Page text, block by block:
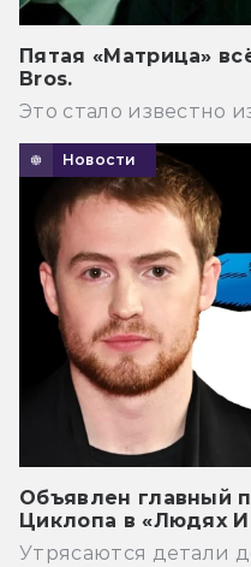
Пятая «Матрица»
Bros.
Это стало известно
Новости
Объявлен главный
Циклопа в «Людях
Утрясаются детали